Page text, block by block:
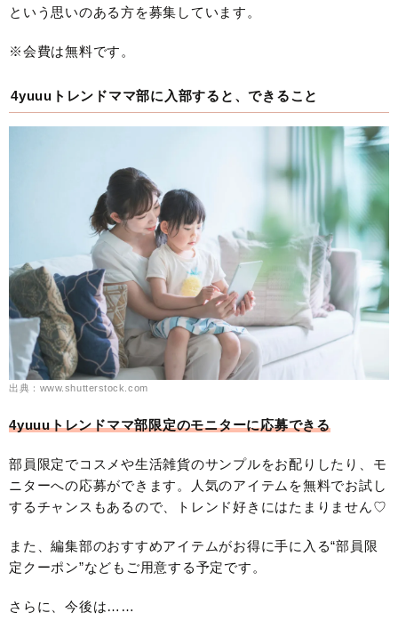
という思いのある方を募集しています。
※会費は無料です。
4yuuuトレンドママ部に入部すると、できること
出典：www.shutterstock.com
4yuuuトレンドママ部限定のモニターに応募できる
部員限定でコスメや生活雑貨のサンプルをお配りしたり、モ
ニターへの応募ができます。人気のアイテムを無料でお試し
するチャンスもあるので、トレンド好きにはたまりません♡
また、編集部のおすすめアイテムがお得に手に入る“部員限
定クーポン”などもご用意する予定です。
さらに、今後は……